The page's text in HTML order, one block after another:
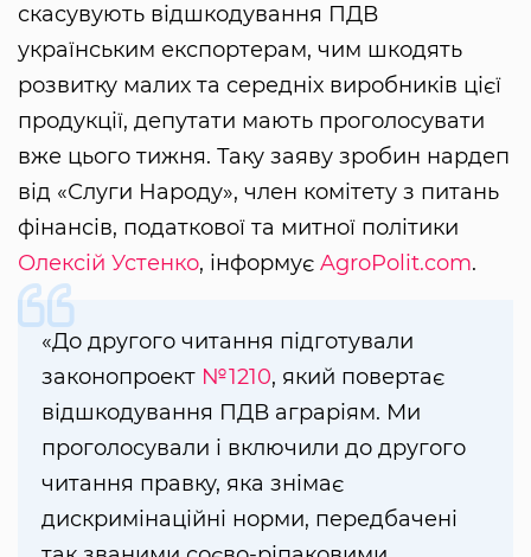
скасувують відшкодування ПДВ
українським експортерам, чим шкодять
розвитку малих та середніх виробників цієї
продукції, депутати мають проголосувати
вже цього тижня. Таку заяву зробин нардеп
від «Слуги Народу», член комітету з питань
фінансів, податкової та митної політики
Олексій Устенко, інформує AgroPolit.com.
«До другого читання підготували
законопроект №1210, який повертає
відшкодування ПДВ аграріям. Ми
проголосували і включили до другого
читання правку, яка знімає
дискримінаційні норми, передбачені